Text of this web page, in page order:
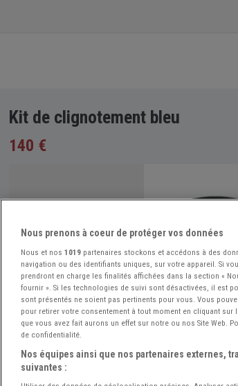
Kit de clignotement bleu
140 €
Nous prenons à coeur de protéger vos données
Nous et nos 1019 partenaires stockons et accédons à des
navigation ou des identifiants uniques, sur votre appareil. Si
prendront en charge les finalités affichées dans la section «
fournir ». Si les technologies de suivi sont désactivées, il est
sont présentés ne soient pas pertinents pour vous. Vous
pour retirer votre consentement à tout moment en cliquant
que vous avez fait aurons un effet sur notre ou nos Site Web.
de confidentialité.
Nos équipes ainsi que nos partenaires externes,
suivantes :